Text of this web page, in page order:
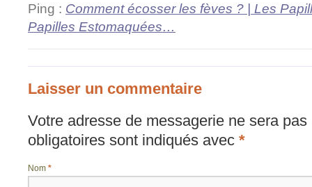
Ping : Comment écosser les fèves ? | Les
Papilles Estomaquées…
Laisser un commentaire
Votre adresse de messagerie ne sera pas
obligatoires sont indiqués avec *
Nom *